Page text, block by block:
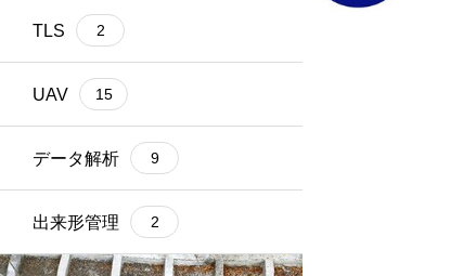
GPS
i-Construction
ICT法面工 22
UAV写真測量の計測精
度検証
TLS 2
UAV 15
データ解析 9
出来形管理 2